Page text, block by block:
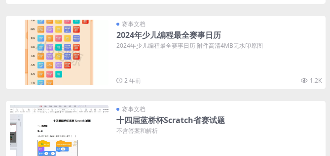
赛事文档
2024年少儿编程最全赛事日历
2024年少儿编程最全赛事日历 附件高清4MB无水印原图
2 年前 1.2K
赛事文档
十四届蓝桥杯Scratch省赛试题
不含答案和解析